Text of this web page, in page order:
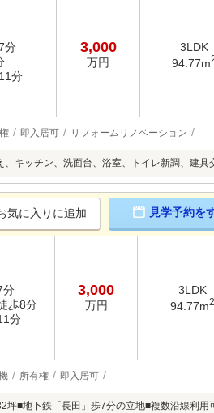
分
分
3,000
万円
3LDK
94.77m
即入居可 リフォームリノベーション
キッチン、洗面台、浴室、トイレ新調、建具
気に入りに追加 見学予約を
分
歩8分
分
3,000
万円
3LDK
94.77m2
所有権 即入居可
■地下鉄「長田」歩7分の立地■複数沿線利